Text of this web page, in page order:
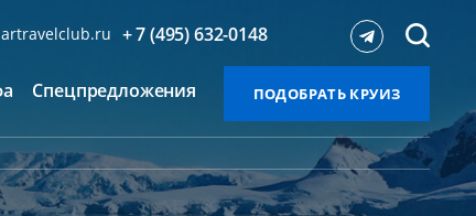
+ 7 (495) 632-0148
Спецпредложения ПОДОБРАТЬ КРУИЗ